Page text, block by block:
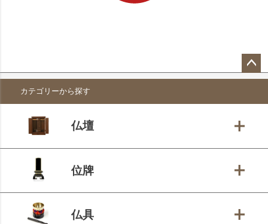
ペー
ップ
カテゴリーから探す
仏壇
位牌
仏具